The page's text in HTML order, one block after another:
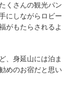
くさんの観光パン
にしながらロビー
がもたらされるよ
、身延山には泊ま
めのお宿だと思い